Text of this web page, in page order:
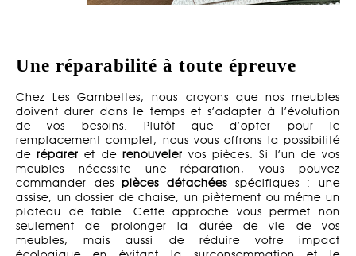
Une réparabilité à toute épreuve
Chez Les Gambettes, nous croyons que nos meubles
doivent durer dans le temps et s’adapter à l’évolution
de vos besoins. Plutôt que d’opter pour le
remplacement complet, nous vous offrons la possibilité
deréparer et de renouveler vos pièces. Si l’un de vos
meubles nécessite une réparation, vous pouvez
commander despièces détachées spécifiques : une
assise, un dossier de chaise, un piètement ou même un
plateau de table. Cette approche vous permet non
seulement de prolonger la durée de vie de vos
meubles, mais aussi de réduire votre impact